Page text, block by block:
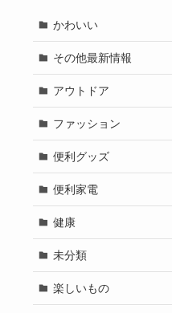
かわいい
その他最新情報
アウトドア
ファッション
便利グッズ
便利家電
健康
未分類
楽しいもの